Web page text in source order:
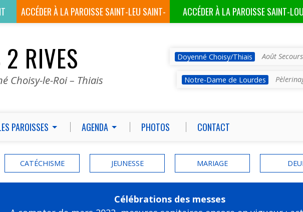
ACCÉDER À LAPAROISSE SAINT-LEU SAINT-
ACCÉDER À LAPAROISSE SAINT-
2 RIVES
Choisy-le-Roi – Thiais
Doyenné Choisy/Thiais Août
Notre-Dame de Lourdes
PAROISSES AGENDA PHOTOS CONTACT
CATÉCHISME JEUNESSE MARIAGE
Célébrations des messes